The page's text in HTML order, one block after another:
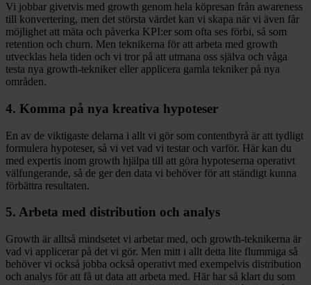
Vi jobbar givetvis med growth genom hela köpresan från awareness
till konvertering, men det största värdet kan vi skapa när vi även får
möjlighet att mäta och påverka KPI:er som ofta ses förbi, så som
retention och churn. Men teknikerna för att arbeta med growth
utvecklas hela tiden och vi tror på att utmana oss själva och våga
testa nya growth-tekniker eller applicera gamla tekniker på nya
områden.
4. Komma på nya kreativa hypoteser
En av de viktigaste delarna i allt vi gör som contentbyrå är att tydligt
formulera hypoteser, så vi vet vad vi testar och varför. Här kan du
med expertis inom growth hjälpa till att göra hypoteserna operativt
välfungerande, så de ger den data vi behöver för att ständigt kunna
förbättra resultaten.
5. Arbeta med distribution och analys
Growth är alltså mindsetet vi arbetar med, och growth-teknikerna är
vad vi applicerar på det vi gör. Men mitt i allt detta lite flummiga så
behöver vi också jobba också operativt med exempelvis distribution
och analys för att få ut data att arbeta med. Här har så klart du som